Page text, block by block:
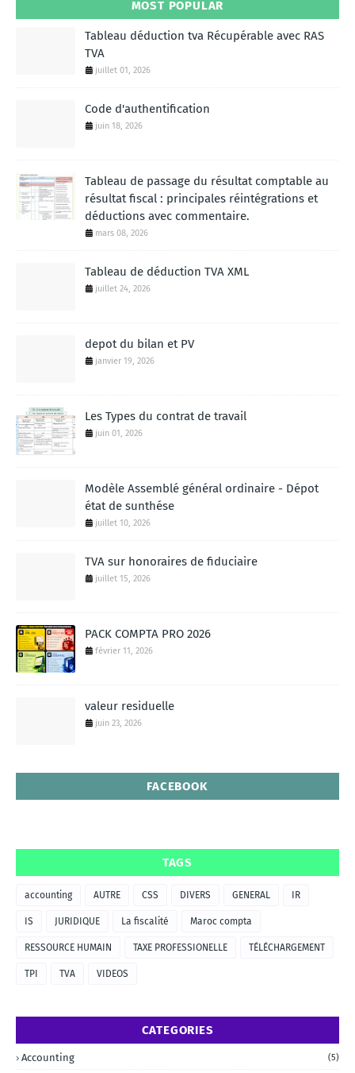
MOST POPULAR
Tableau déduction tva Récupérable avec RAS
TVA
juillet 01, 2026
Code d'authentification
juin 18, 2026
Tableau de passage du résultat comptable au
résultat fiscal : principales réintégrations et
déductions avec commentaire.
mars 08, 2026
Tableau de déduction TVA XML
juillet 24, 2026
depot du bilan et PV
janvier 19, 2026
Les Types du contrat de travail
juin 01, 2026
Modèle Assemblé général ordinaire - Dépot
état de sunthése
juillet 10, 2026
TVA sur honoraires de fiduciaire
juillet 15, 2026
PACK COMPTA PRO 2026
février 11, 2026
valeur residuelle
juin 23, 2026
FACEBOOK
TAGS
accounting AUTRE CSS DIVERS GENERAL IR
IS JURIDIQUE La fiscalité Maroc compta
RESSOURCE HUMAIN TAXE PROFESSIONELLE TÉLÉCHARGEMENT
TPI TVA VIDEOS
CATEGORIES
Accounting (5)